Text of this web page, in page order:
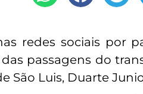
redes sociais por
passagens do
São Luis, Duarte